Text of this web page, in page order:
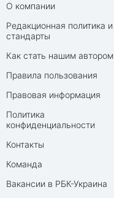
О компании
Редакционная политика и
стандарты
Как стать нашим автором
Правила пользования
Правовая информация
Политика
конфиденциальности
Контакты
Команда
Вакансии в РБК-Украина